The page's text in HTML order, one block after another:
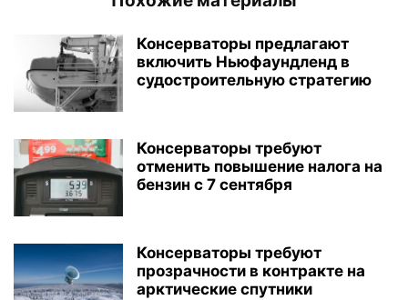
Консерваторы предлагают
включить Ньюфаундленд в
судостроительную стратегию
Консерваторы требуют
отменить повышение налога на
бензин с 7 сентября
Консерваторы требуют
прозрачности в контракте на
арктические спутники